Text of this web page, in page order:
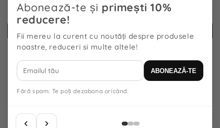
Abonează-te și primești 10%
reducere!
Fii mereu la curent cu noutăți despre produsele
noastre, reduceri si multe altele!
ABONEAZĂ-TE
Fără spam. Te poți dezabona oricând.